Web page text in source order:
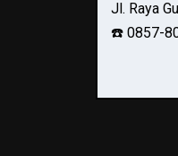
Jl. Raya
☎️ 0857-